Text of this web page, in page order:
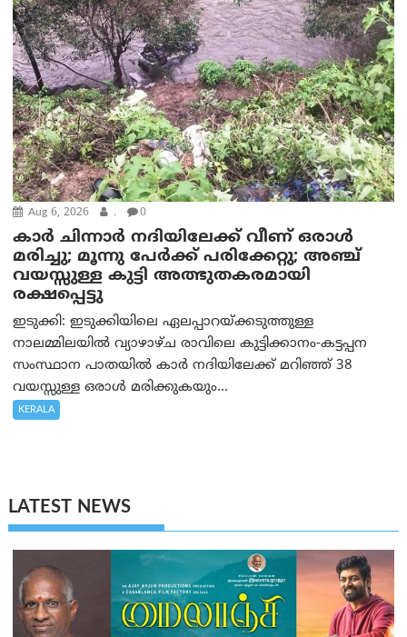
Aug 6, 2026 . 0
കാര്‍ ചിന്നാര്‍ നദിയിലേക്ക് വീണ് ഒരാള്‍
മരിച്ചു; മൂന്നു പേര്‍ക്ക് പരിക്കേറ്റു; അഞ്ച്
വയസ്സുള്ള കുട്ടി അത്ഭുതകരമായി
രക്ഷപ്പെട്ടു
ഇടുക്കി: ഇടുക്കിയിലെ ഏലപ്പാറയ്ക്കടുത്തുള്ള
നാലമ്മിലയിൽ വ്യാഴാഴ്ച രാവിലെ കുട്ടിക്കാനം-കട്ടപ്പന
സംസ്ഥാന പാതയിൽ കാർ നദിയിലേക്ക് മറിഞ്ഞ് 38
വയസ്സുള്ള ഒരാൾ മരിക്കുകയും...
KERALA
LATEST NEWS